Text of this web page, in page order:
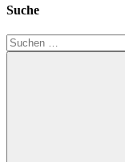
Suche
Suchen
nach: